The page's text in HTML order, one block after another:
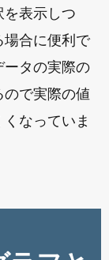
を表示しつ
場合に便利で
ータの実際の
で実際の値
なっていま